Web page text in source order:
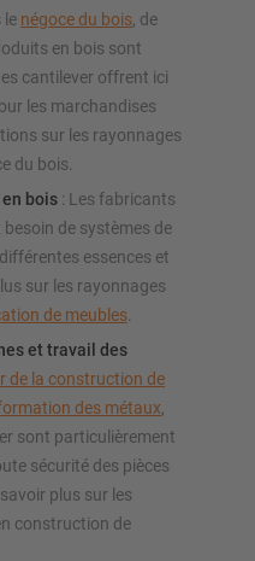
le négoce du bois , de
en bois sont
cantilever offrent ici
les marchandises
sur les rayonnages
du bois.
bois : Les fabricants
de systèmes de
essences et
sur les rayonnages
de meubles
et travail des
de la construction de
des métaux
sont particulièrement
sécurité des pièces
plus sur les
construction de